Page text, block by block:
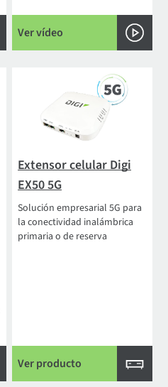
Ver vídeo
Extensor celular Digi
EX50 5G
Solución empresarial 5G para
la conectividad inalámbrica
primaria o de reserva
Ver producto